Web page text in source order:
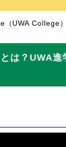
UWA College
は？UWA進